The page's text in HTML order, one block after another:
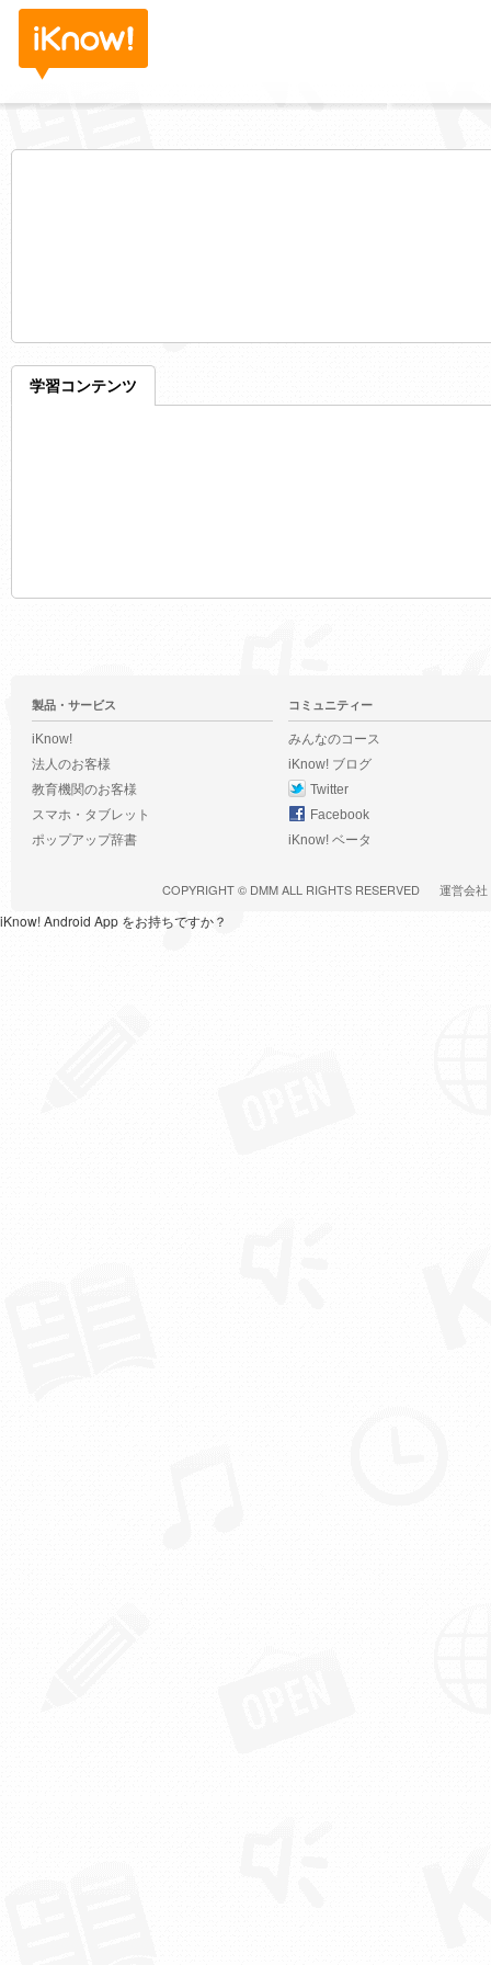
学習コンテンツ
製品・サービス
iKnow!
法人のお客様
教育機関のお客様
スマホ・タブレット
ポップアップ辞書
コミュニティー
みんなのコース
iKnow! ブログ
Twitter
Facebook
iKnow! ベータ
COPYRIGHT © DMMALL RIGHTS RESERVED 運営会社
iKnow! Android App をお持ちですか？